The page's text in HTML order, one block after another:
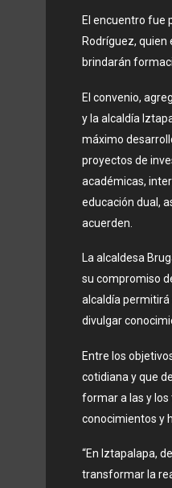
El encuentro fue
Rodríguez,
brindarán
El convenio,
y la alcaldía
máximo
proyectos de
académicas,
educación dual,
acuerden.
La alcaldesa
su compromiso
alcaldía
divulgar
Entre los
cotidiana y que
formar a las y los
conocimientos y
“En Iztapalapa,
transformar la